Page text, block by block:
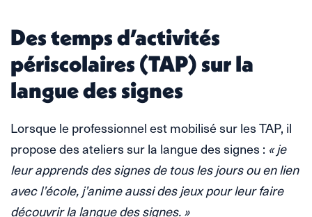
Des temps d’activités
périscolaires (TAP) sur la
langue des signes
Lorsque le professionnel est mobilisé sur les TAP, il
propose des ateliers sur la langue des signes : « je
leur apprends des signes de tous les jours ou en lien
avec l’école, j’anime aussi des jeux pour leur faire
découvrir la langue des signes. »